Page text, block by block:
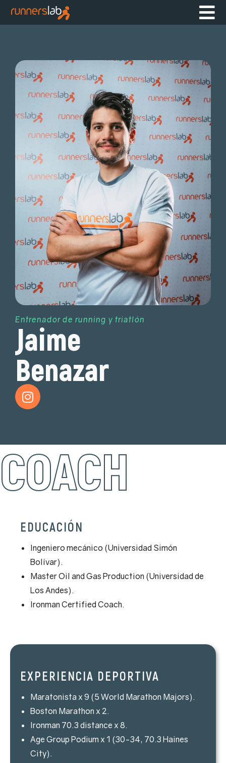
Entrenador de running y triatlón
Jaime
Benazar
COACH
EDUCACIÓN
Ingeniero mecánico (Universidad Simón
Bolívar).
Master Oil and Gas Production (Universidad de
Los Andes).
Ironman Certified Coach.
EXPERIENCIA DEPORTIVA
Maratonista x 9 (5 World Marathon Majors).
Boston Marathon x 2.
Ironman 70.3 distance x 8.
Age Group Podium x 1 (30-34, 70.3 Haines
City).